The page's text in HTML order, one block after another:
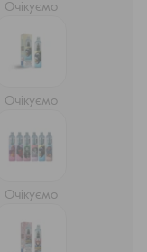
Очікуємо
Очікуємо
Очікуємо